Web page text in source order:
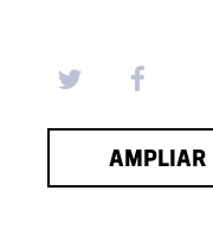
AMPLIAR